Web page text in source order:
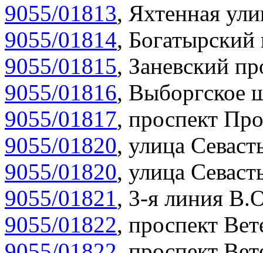
9055/01813, Яхтенная
9055/01814, Богатырский
9055/01815, Заневский
9055/01816, Выборгское
9055/01817, проспект
9055/01820, улица
9055/01820, улица
9055/01821, 3-я линия
9055/01822, проспект